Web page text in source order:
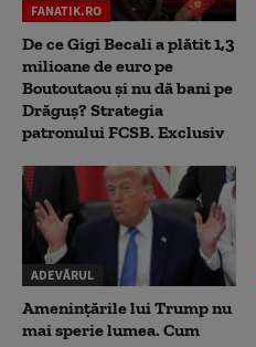
FANATIK.RO
De ce Gigi Becali a plătit 1,3
milioane de euro pe
Boutoutaou și nu dă bani pe
Drăguș? Strategia
patronului FCSB. Exclusiv
ADEVĂRUL
Amenințările lui Trump nu
mai sperie lumea. Cum